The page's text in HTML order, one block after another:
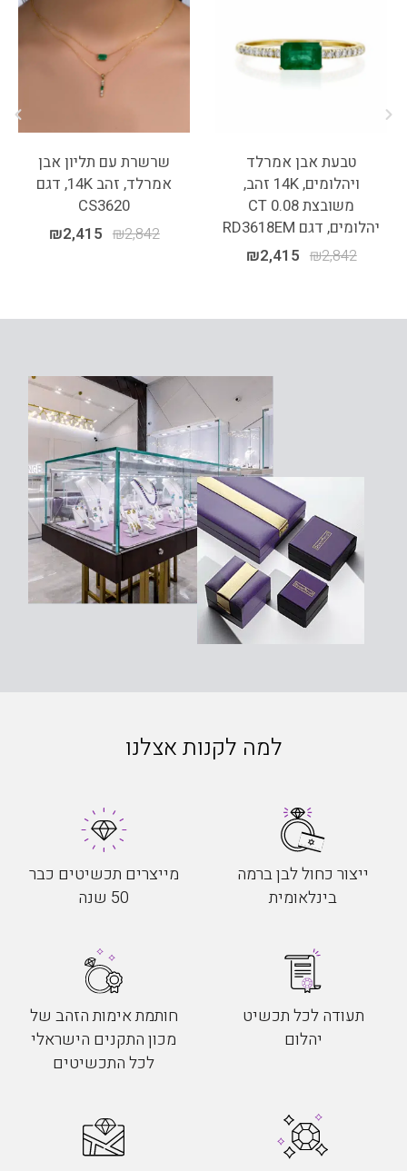
טבעת אבן אמרלד
ויהלומים, 14K זהב,
משובצת 0.08 CT
יהלומים, דגם RD3618EM
₪2,842
₪2,415
שרשרת עם תליון אבן
אמרלד, זהב 14K, דגם
CS3620
₪2,842
₪2,415
למה לקנות אצלנו
ייצור כחול לבן ברמה
בינלאומית
מייצרים תכשיטים כבר
50 שנה
תעודה לכל תכשיט
יהלום
חותמת אימות הזהב של
מכון התקנים הישראלי
לכל התכשיטים